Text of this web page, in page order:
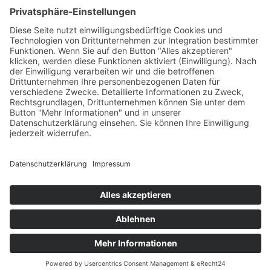
145,00
Verfügbare Plätze:
Nicht vorrätig
Startseite
Impressum
Datenschutzerklärung
Barrierefreiheitserklärung
Vertrag widerrufen
AGB
Zahlung & Versand
Startseite
Datenschutzerklärung
Barrierefreiheitserklärung
Vertrag widerrufen
Zahlung & Versand
Bauchwärts Paderborn|hello@bauchwaerts-paderborn.de